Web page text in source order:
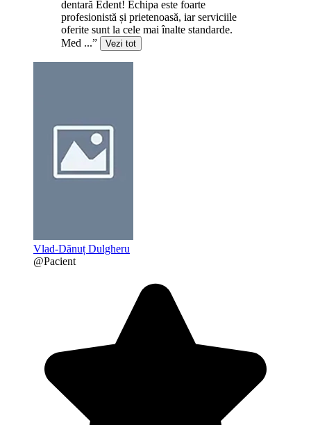
dentară Edent! Echipa este foarte
profesionistă și prietenoasă, iar serviciile
oferite sunt la cele mai înalte standarde.
Med ...”
Vezi tot
Vlad-Dănuț Dulgheru
@Pacient